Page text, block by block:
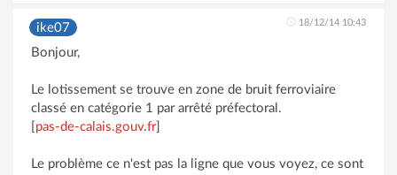
ike07 18/12/14 10:43
Bonjour,
Le lotissement se trouve en zone de bruit ferroviaire
classé en catégorie 1 par arrêté préfectoral.
pas-de-calais.gouv.fr]
Le problème ce n'est pas la ligne que vous voyez, ce sont